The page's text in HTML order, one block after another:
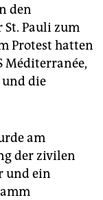
den
Pauli zum
Protest hatten
Méditerranée,
und die
am
der zivilen
und ein